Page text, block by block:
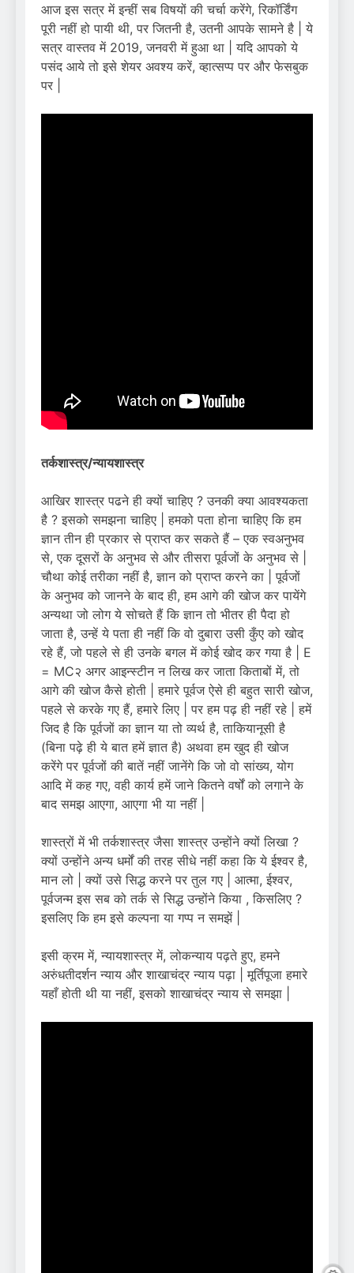
आज इस सत्र में इन्हीं सब विषयों की चर्चा करेंगे, रिकॉर्डिंग
पूरी नहीं हो पायी थी, पर जितनी है, उतनी आपके सामने है | ये
सत्र वास्तव में 2019, जनवरी में हुआ था | यदि आपको ये
पसंद आये तो इसे शेयर अवश्य करें, व्हात्सप्प पर और फेसबुक
पर |
तर्कशास्त्र/न्यायशास्त्र
आखिर शास्त्र पढने ही क्यों चाहिए ? उनकी क्या आवश्यकता
है ? इसको समझना चाहिए | हमको पता होना चाहिए कि हम
ज्ञान तीन ही प्रकार से प्राप्त कर सकते हैं – एक स्वअनुभव
से, एक दूसरों के अनुभव से और तीसरा पूर्वजों के अनुभव से |
चौथा कोई तरीका नहीं है, ज्ञान को प्राप्त करने का | पूर्वजों
के अनुभव को जानने के बाद ही, हम आगे की खोज कर पायेंगे
अन्यथा जो लोग ये सोचते हैं कि ज्ञान तो भीतर ही पैदा हो
जाता है, उन्हें ये पता ही नहीं कि वो दुबारा उसी कुँए को खोद
रहे हैं, जो पहले से ही उनके बगल में कोई खोद कर गया है | E
= MC२ अगर आइन्स्टीन न लिख कर जाता किताबों में, तो
आगे की खोज कैसे होती | हमारे पूर्वज ऐसे ही बहुत सारी खोज,
पहले से करके गए हैं, हमारे लिए | पर हम पढ़ ही नहीं रहे | हमें
जिद है कि पूर्वजों का ज्ञान या तो व्यर्थ है, ताकियानूसी है
(बिना पढ़े ही ये बात हमें ज्ञात है) अथवा हम खुद ही खोज
करेंगे पर पूर्वजों की बातें नहीं जानेंगे कि जो वो सांख्य, योग
आदि में कह गए, वही कार्य हमें जाने कितने वर्षों को लगाने के
बाद समझ आएगा, आएगा भी या नहीं |
शास्त्रों में भी तर्कशास्त्र जैसा शास्त्र उन्होंने क्यों लिखा ?
क्यों उन्होंने अन्य धर्मों की तरह सीधे नहीं कहा कि ये ईश्वर है,
मान लो | क्यों उसे सिद्ध करने पर तुल गए | आत्मा, ईश्वर,
पूर्वजन्म इस सब को तर्क से सिद्ध उन्होंने किया , किसलिए ?
इसलिए कि हम इसे कल्पना या गप्प न समझें |
इसी क्रम में, न्यायशास्त्र में, लोकन्याय पढ़ते हुए, हमने
अरुंधतीदर्शन न्याय और शाखाचंद्र न्याय पढ़ा | मूर्तिपूजा हमारे
यहाँ होती थी या नहीं, इसको शाखाचंद्र न्याय से समझा |